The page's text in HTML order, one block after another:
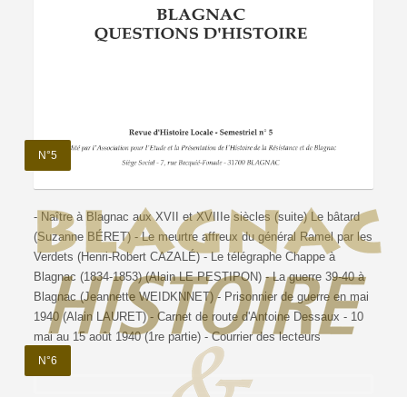
N°5
- Naître à Blagnac aux XVII et XVIIIe siècles (suite) Le bâtard
(Suzanne BÉRET) - Le meurtre affreux du général Ramel par les
Verdets (Henri-Robert CAZALÉ) - Le télégraphe Chappe à
Blagnac (1834-1853) (Alain LE PESTIPON) - La guerre 39-40 à
Blagnac (Jeannette WEIDKNNET) - Prisonnier de guerre en mai
1940 (Alain LAURET) - Carnet de route d'Antoine Dessaux - 10
mai au 15 août 1940 (1re partie) - Courrier des lecteurs
N°6